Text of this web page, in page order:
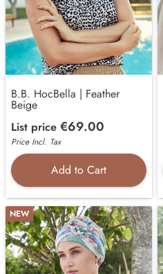
B.B. HocBella | Feather
Beige
List price €69.00
Price Incl. Tax
Add to Cart
NEW